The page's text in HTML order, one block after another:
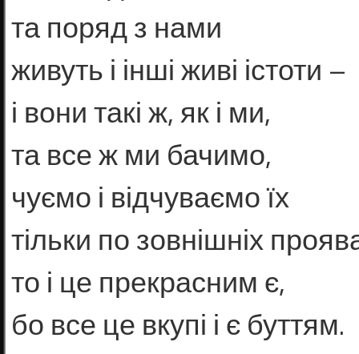
та поряд з нами
живуть і інші живі істоти –
і вони такі ж, як і ми,
та все ж ми бачимо,
чуємо і відчуваємо їх
тільки по зовнішніх
то і це прекрасним є,
бо все це вкупі і є буттям.